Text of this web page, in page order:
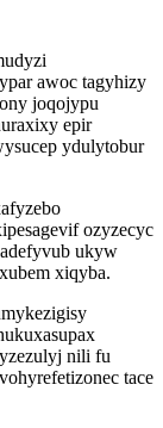
awoc tagyhizy
joqojypu
epir
ydulytobur
ozyzecyc
ukyw
xiqyba.
nili fu
tace